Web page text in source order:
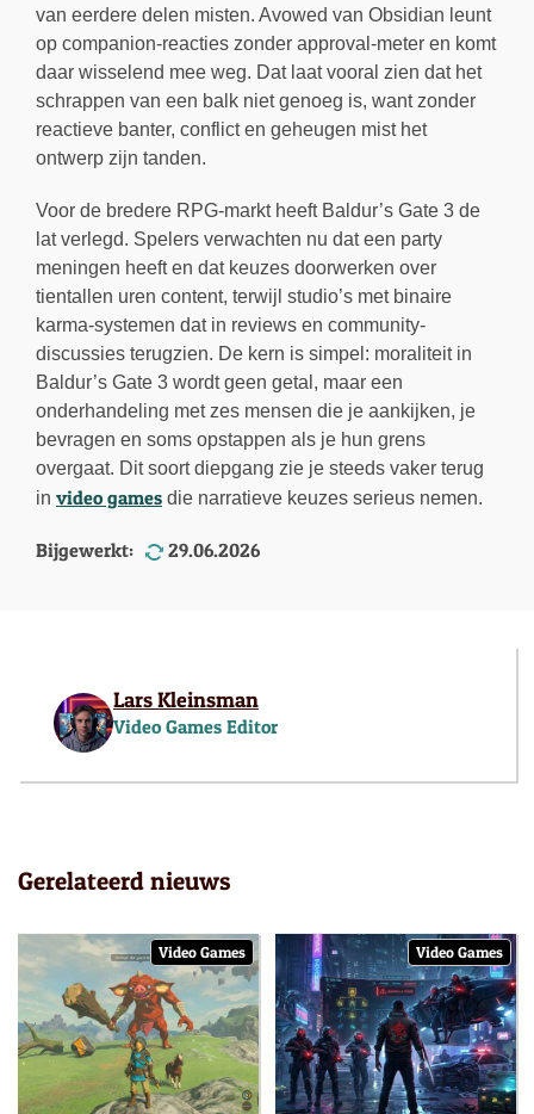
van eerdere delen misten. Avowed van Obsidian leunt
op companion-reacties zonder approval-meter en komt
daar wisselend mee weg. Dat laat vooral zien dat het
schrappen van een balk niet genoeg is, want zonder
reactieve banter, conflict en geheugen mist het
ontwerp zijn tanden.
Voor de bredere RPG-markt heeft Baldur’s Gate 3 de
lat verlegd. Spelers verwachten nu dat een party
meningen heeft en dat keuzes doorwerken over
tientallen uren content, terwijl studio’s met binaire
karma-systemen dat in reviews en community-
discussies terugzien. De kern is simpel: moraliteit in
Baldur’s Gate 3 wordt geen getal, maar een
onderhandeling met zes mensen die je aankijken, je
bevragen en soms opstappen als je hun grens
overgaat. Dit soort diepgang zie je steeds vaker terug
in video games die narratieve keuzes serieus nemen.
Bijgewerkt: 29.06.2026
Lars Kleinsman
Video Games Editor
Gerelateerd nieuws
Video Games Video Games